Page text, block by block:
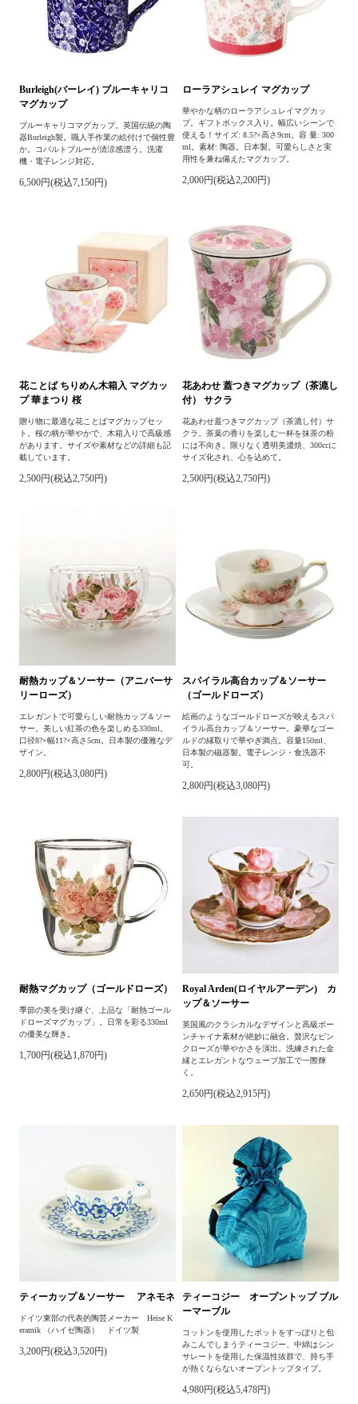
Burleigh(バーレイ) ブルーキャリコ
マグカップ
ブルーキャリコマグカップ。英国伝統の陶
器Burleigh製。職人手作業の絵付けで個性豊
か。コバルトブルーが清涼感漂う。洗濯
機・電子レンジ対応。
6,500円(税込7,150円)
ローラアシュレイ マグカップ
華やかな柄のローラアシュレイマグカッ
プ。ギフトボックス入り。幅広いシーンで
使える！サイズ: 8.5?×高さ9cm。容 量: 300
ml。素材: 陶器。日本製。可愛らしさと実
用性を兼ね備えたマグカップ。
2,000円(税込2,200円)
花ことば ちりめん木箱入 マグカッ
プ 華まつり 桜
贈り物に最適な花ことばマグカップセッ
ト。桜の柄が華やかで、木箱入りで高級感
があります。サイズや素材などの詳細も記
載しています。
2,500円(税込2,750円)
花あわせ 蓋つきマグカップ（茶漉し
付） サクラ
花あわせ蓋つきマグカップ（茶漉し付）サ
クラ。茶葉の香りを楽しむ一杯を抹茶の粉
には不向き。限りなく透明美濃焼、300ccに
サイズ化され、心を込めて。
2,500円(税込2,750円)
耐熱カップ＆ソーサー（アニバーサ
リーローズ）
エレガントで可愛らしい耐熱カップ＆ソー
サー。美しい紅茶の色を楽しめる330ml。
口径8?×幅11?×高さ5cm。日本製の優雅なデ
ザイン。
2,800円(税込3,080円)
スパイラル高台カップ＆ソーサー
（ゴールドローズ）
絵画のようなゴールドローズが映えるスパ
イラル高台カップ＆ソーサー。豪華なゴー
ルドの縁取りで華やぎ満点。容量150ml、
日本製の磁器製。電子レンジ・食洗器不
可。
2,800円(税込3,080円)
耐熱マグカップ（ゴールドローズ）
季節の美を受け継ぐ、上品な「耐熱ゴール
ドローズマグカップ」。日常を彩る330ml
の優美な輝き。
1,700円(税込1,870円)
Royal Arden(ロイヤルアーデン) カ
ップ＆ソーサー
英国風のクラシカルなデザインと高級ボー
ンチャイナ素材が絶妙に融合。贅沢なピン
クローズが華やかさを演出。洗練された金
縁とエレガントなウェーブ加工で一際輝
く。
2,650円(税込2,915円)
ティーカップ＆ソーサー アネモネ
ドイツ東部の代表的陶芸メーカー Heise K
eramik （ハイゼ陶器） ドイツ製
3,200円(税込3,520円)
ティーコジー オープントップ ブル
ーマーブル
コットンを使用したポットをすっぽりと包
みこんでしまうティーコジー、中綿はシン
サレートを使用した保温性抜群で、持ち手
が熱くならないオープントップタイプ。
4,980円(税込5,478円)